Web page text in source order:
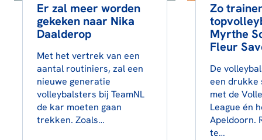
Er zal meer worden
gekeken naar Nika
Daalderop
Met het vertrek van een
aantal routiniers, zal een
nieuwe generatie
volleybalsters bij TeamNL
de kar moeten gaan
trekken. Zoals…
Zo
Myrthe
Fleur
De
een drukke
met de
League én
Apeldoorn.
te…